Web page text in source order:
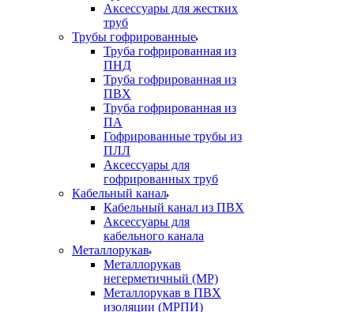
Аксессуары для жестких
труб
Трубы гофрированные
Труба гофрированная из
ПНД
Труба гофрированная из
ПВХ
Труба гофрированная из
ПА
Гофрированные трубы из
ПЛЛ
Аксессуары для
гофрированных труб
Кабельный канал
Кабельный канал из ПВХ
Аксессуары для
кабельного канала
Металлорукав
Металлорукав
негерметичный (МР)
Металлорукав в ПВХ
изоляции (МРПИ)